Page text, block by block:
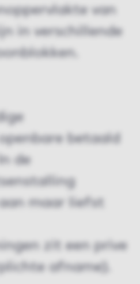
van
in verschillende
betaald
de
maar liefst
zit een prive
afname).